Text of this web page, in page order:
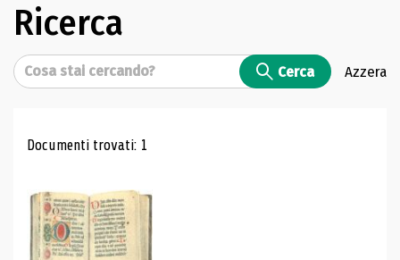
Ricerca
Cerca Cerca Azzera
Risultati di ricerca
Documenti trovati: 1